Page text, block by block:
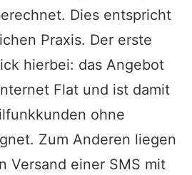
Dies entspricht
Praxis. Der erste
hierbei: das Angebot
Flat und ist damit
ohne
Zum Anderen liegen
Versand einer SMS mit